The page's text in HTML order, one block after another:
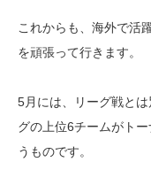
これからも、海外で活
を頑張って行きます。
5月には、リーグ戦と
グの上位6チームがト
うものです。